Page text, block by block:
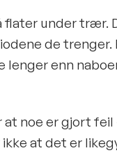
flater under trær.
de trenger.
enn
noe er gjort
at det er